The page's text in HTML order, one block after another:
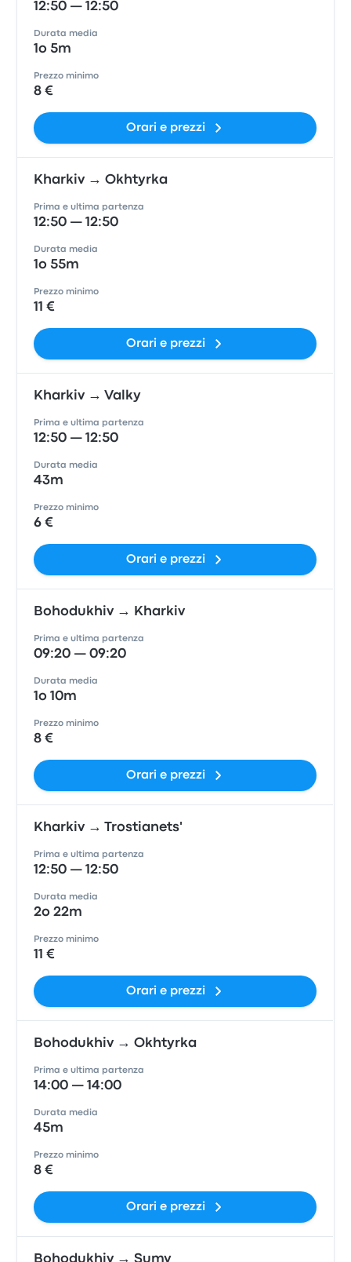
12:50 — 12:50
Durata media
1o 5m
Prezzo minimo
8 €
Orari e prezzi
Kharkiv → Okhtyrka
Prima e ultima partenza
12:50 — 12:50
Durata media
1o 55m
Prezzo minimo
11 €
Orari e prezzi
Kharkiv → Valky
Prima e ultima partenza
12:50 — 12:50
Durata media
43m
Prezzo minimo
6 €
Orari e prezzi
Bohodukhiv → Kharkiv
Prima e ultima partenza
09:20 — 09:20
Durata media
1o 10m
Prezzo minimo
8 €
Orari e prezzi
Kharkiv → Trostianets'
Prima e ultima partenza
12:50 — 12:50
Durata media
2o 22m
Prezzo minimo
11 €
Orari e prezzi
Bohodukhiv → Okhtyrka
Prima e ultima partenza
14:00 — 14:00
Durata media
45m
Prezzo minimo
8 €
Orari e prezzi
Bohodukhiv → Sumy